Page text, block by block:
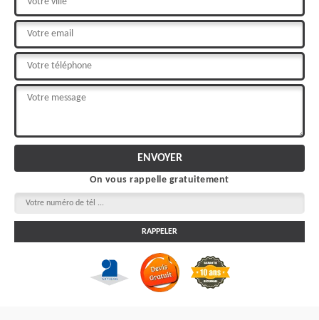
On vous rappelle gratuitement